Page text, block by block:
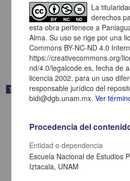
Residencia en terapia familiar sistemica
Salas Ortiz, Mireya
Ciencias Sociales y
Trabajo de grado
La
derechos
esta obra pertenece a
Alma. Su uso se rige por una
Commons BY-NC-ND 4.0
https://creativecommons.org/
nd/4.0/legalcode.es, fecha de
licencia 2002, para un uso
responsable jurídico del
bidi@dgb.unam.mx.Ver
Procedencia del
Entidad o dependencia
Escuela Nacional de Estudios
Iztacala, UNAM